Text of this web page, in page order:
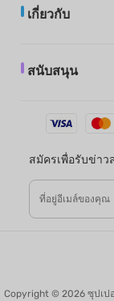
เกี่ยวกับ
สนับสนุน
สมัครเพื่อรับข่าว
Copyright © 2026 ซุปเป